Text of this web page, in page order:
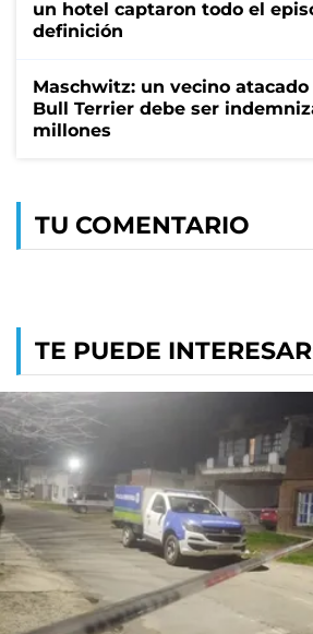
un hotel captaron todo el
definición
Maschwitz: un vecino
Bull Terrier debe ser
millones
TU COMENTARIO
TE PUEDE INTERESAR